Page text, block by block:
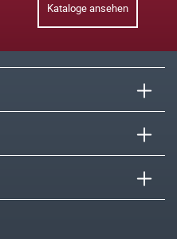
Kataloge ansehen